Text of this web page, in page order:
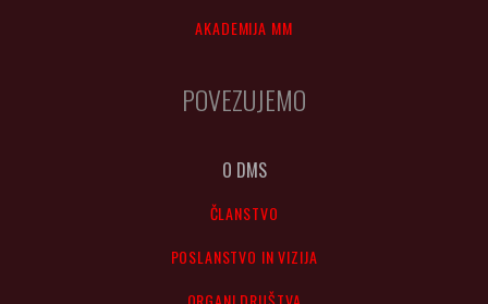
AKADEMIJA MM
POVEZUJEMO
O DMS
ČLANSTVO
POSLANSTVO IN VIZIJA